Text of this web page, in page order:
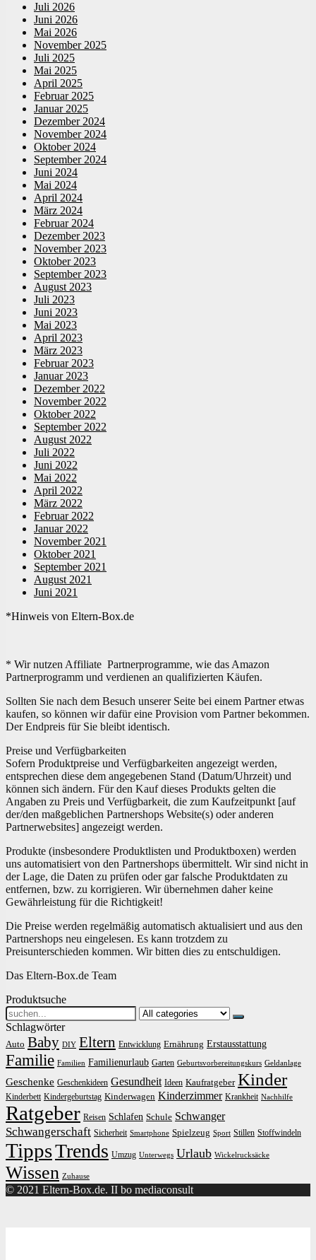
Juli 2026
Juni 2026
Mai 2026
November 2025
Juli 2025
Mai 2025
April 2025
Februar 2025
Januar 2025
Dezember 2024
November 2024
Oktober 2024
September 2024
Juni 2024
Mai 2024
April 2024
März 2024
Februar 2024
Dezember 2023
November 2023
Oktober 2023
September 2023
August 2023
Juli 2023
Juni 2023
Mai 2023
April 2023
März 2023
Februar 2023
Januar 2023
Dezember 2022
November 2022
Oktober 2022
September 2022
August 2022
Juli 2022
Juni 2022
Mai 2022
April 2022
März 2022
Februar 2022
Januar 2022
November 2021
Oktober 2021
September 2021
August 2021
Juni 2021
*Hinweis von Eltern-Box.de
* Wir nutzen Affiliate Partnerprogramme, wie das Amazon
Partnerprogramm und verdienen an qualifizierten Käufen.
Sollten Sie nach dem Besuch unserer Seite bei einem Partner etwas
kaufen, so können wir dafür eine Provision vom Partner bekommen.
Der Endpreis für Sie bleibt identisch.
Preise und Verfügbarkeiten
Sofern Produktpreise und Verfügbarkeiten angezeigt werden,
entsprechen diese dem angegebenen Stand (Datum/Uhrzeit) und
können sich ändern. Für den Kauf dieses Produkts gelten die
Angaben zu Preis und Verfügbarkeit, die zum Kaufzeitpunkt [auf
der/den maßgeblichen Partnershops Website(s) oder anderen
Partnerwebsites] angezeigt werden.
Produkte (insbesondere Produktlisten und Produktboxen) werden
uns automatisiert von den Partnershops übermittelt. Wir sind nicht in
der Lage, die Daten zu prüfen oder gar falsche Produktdaten zu
entfernen, bzw. zu korrigieren. Wir übernehmen daher keine
Gewährleistung für die Richtigkeit!
Die Preise werden regelmäßig automatisch aktualisiert und aus den
Partnershops neu eingelesen. Es kann trotzdem zu
Preisunterschieden kommen. Wir bitten dies zu entschuldigen.
Das Eltern-Box.de Team
Produktsuche
Search
for:
Schlagwörter
Auto Baby DIY Eltern Entwicklung Ernährung Erstausstattung
Familie Familien Familienurlaub Garten Geburtsvorbereitungskurs Geldanlage
Geschenke Geschenkideen Gesundheit Ideen Kaufratgeber Kinder
Kinderbett Kindergeburtstag Kinderwagen Kinderzimmer Krankheit Nachhilfe
Ratgeber Reisen Schlafen Schule Schwanger
Schwangerschaft Sicherheit Smartphone Spielzeug Sport Stillen Stoffwindeln
TippsTrends Umzug Unterwegs Urlaub Wickelrucksäcke
Wissen Zuhause
© 2021 Eltern-Box.de. II bo mediaconsult